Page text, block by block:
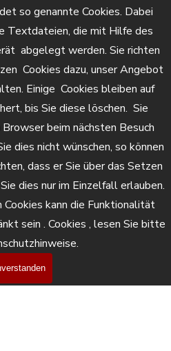
so genannte Cookies. Dabei
Textdateien, die mit Hilfe des
abgelegt werden. Sie richten
Cookies dazu, unser Angebot
Einige Cookies bleiben auf
bis Sie diese löschen. Sie
beim nächsten Besuch
dies nicht wünschen, so können
dass er Sie über das Setzen
dies nur im Einzelfall erlauben.
kann die Funktionalität
sein . Cookies , lesen Sie bitte
–
&
vom